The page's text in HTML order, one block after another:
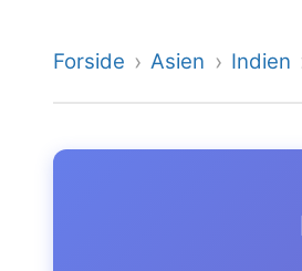
Forside Asien Indien